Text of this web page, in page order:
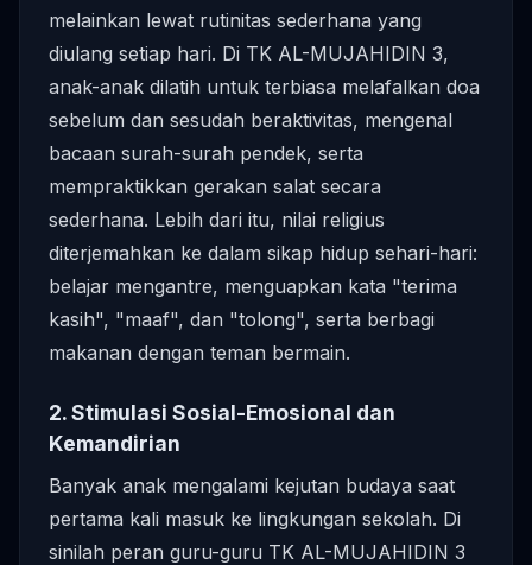
melainkan lewat rutinitas sederhana yang
diulang setiap hari. Di TK AL-MUJAHIDIN 3,
anak-anak dilatih untuk terbiasa melafalkan doa
sebelum dan sesudah beraktivitas, mengenal
bacaan surah-surah pendek, serta
mempraktikkan gerakan salat secara
sederhana. Lebih dari itu, nilai religius
diterjemahkan ke dalam sikap hidup sehari-hari:
belajar mengantre, menguapkan kata "terima
kasih", "maaf", dan "tolong", serta berbagi
makanan dengan teman bermain.
2. Stimulasi Sosial-Emosional dan
Kemandirian
Banyak anak mengalami kejutan budaya saat
pertama kali masuk ke lingkungan sekolah. Di
sinilah peran guru-guru TK AL-MUJAHIDIN 3